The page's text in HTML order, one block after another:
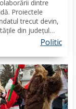
dintre
Proiectele
trecut devin,
din județul
iluminatului
Politic